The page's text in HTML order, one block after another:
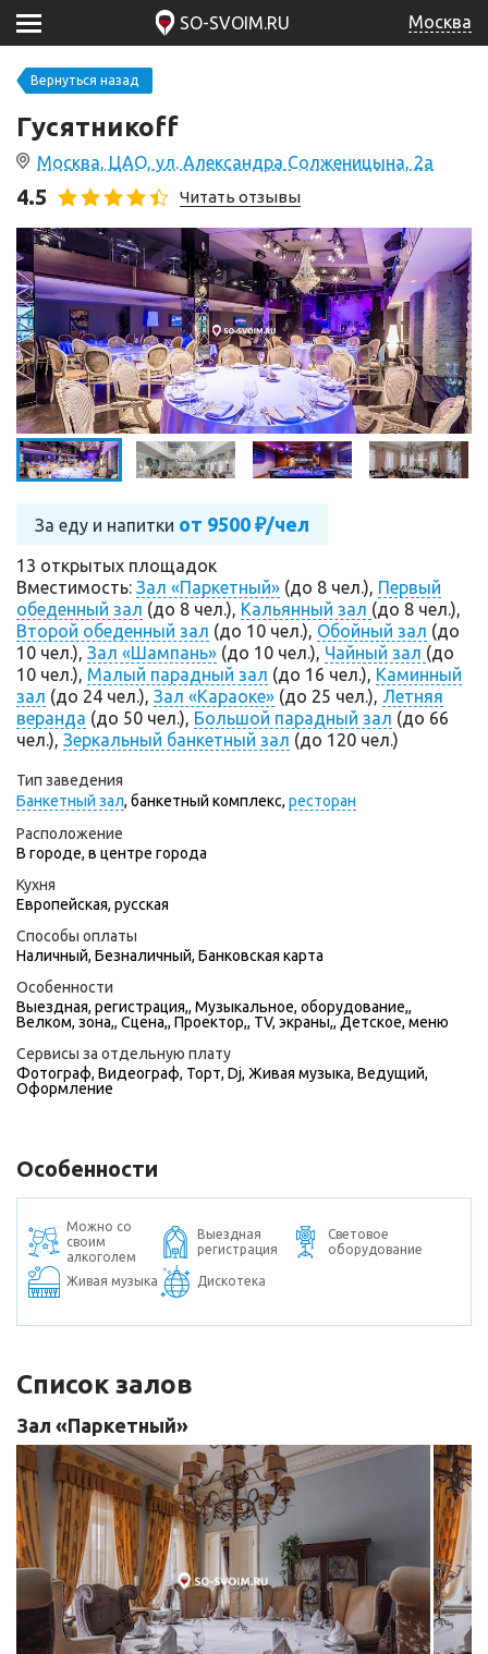
SO-SVOIM.RU Москва
Вернуться назад
Гусятникоff
Москва, ЦАО, ул. Александра Солженицына, 2а
4.5 Читать отзывы
За еду и напитки от 9500 ₽/чел
13 открытых площадок
Вместимость: Зал «Паркетный» (до 8 чел.), Первый
обеденный зал (до 8 чел.), Кальянный зал (до 8 чел.),
Второй обеденный зал (до 10 чел.), Обойный зал (до
10 чел.), Зал «Шампань» (до 10 чел.), Чайный зал (до
10 чел.), Малый парадный зал (до 16 чел.), Каминный
зал (до 24 чел.), Зал «Караоке» (до 25 чел.), Летняя
веранда (до 50 чел.), Большой парадный зал (до 66
чел.), Зеркальный банкетный зал (до 120 чел.)
Тип заведения
Банкетный зал, банкетный комплекс, ресторан
Расположение
В городе, в центре города
Кухня
Европейская, русская
Способы оплаты
Наличный, Безналичный, Банковская карта
Особенности
Выездная, регистрация,, Музыкальное, оборудование,,
Велком, зона,, Сцена,, Проектор,, TV, экраны,, Детское, меню
Сервисы за отдельную плату
Фотограф, Видеограф, Торт, Dj, Живая музыка, Ведущий,
Оформление
Особенности
Можно со
своим
алкоголем
Выездная
регистрация
Световое
оборудование
Живая музыка Дискотека
Список залов
Зал «Паркетный»